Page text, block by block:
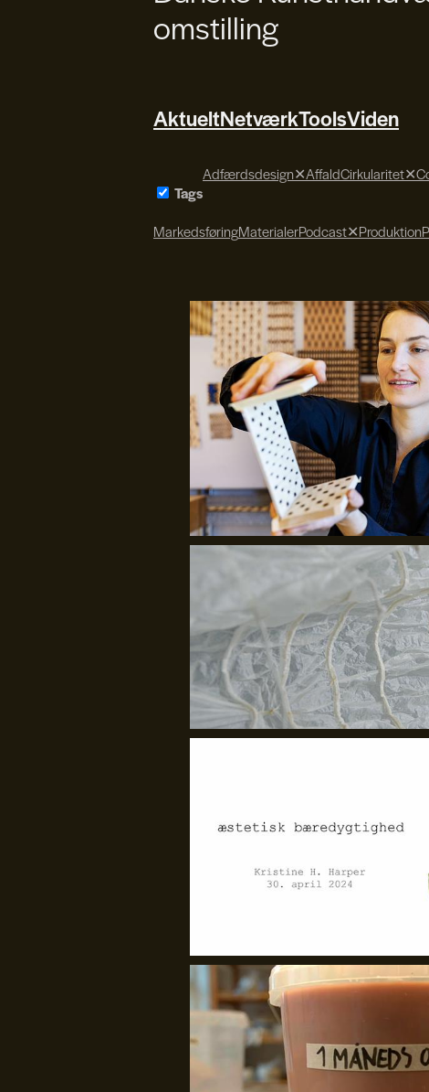
omstilling
AktueltNetværkToolsViden
Tags
Adfærdsdesign✕AffaldCirkularitet✕
MarkedsføringMaterialerPodcast✕Produktion
Søren Svendsen